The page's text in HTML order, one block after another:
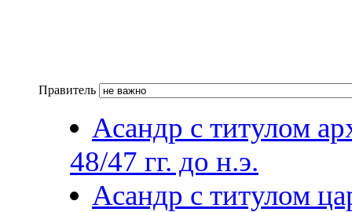
Правитель
Асандр с титулом
48/47 гг. до н.э.
Асандр с титулом